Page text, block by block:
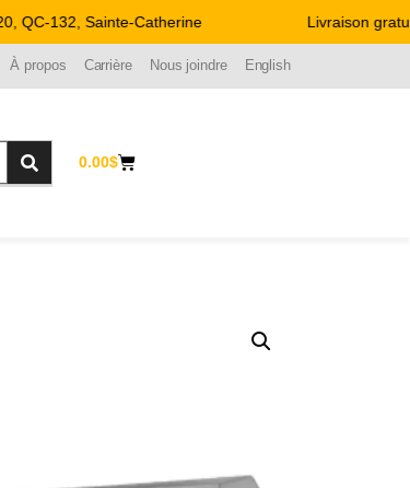
QC-132, Sainte-Catherine Livraison
À propos Carrière Nous joindre English
0.00$